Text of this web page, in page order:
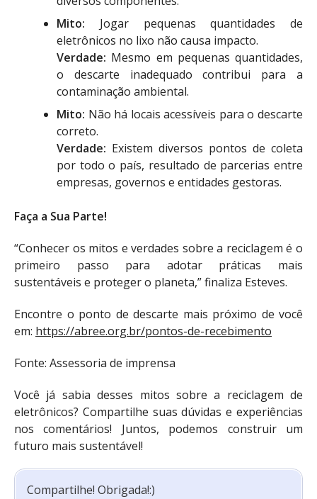
Mito: Jogar pequenas quantidades de
eletrônicos no lixo não causa impacto.
Verdade: Mesmo em pequenas quantidades,
o descarte inadequado contribui para a
contaminação ambiental.
Mito: Não há locais acessíveis para o descarte
correto.
Verdade: Existem diversos pontos de coleta
por todo o país, resultado de parcerias entre
empresas, governos e entidades gestoras.
Faça a Sua Parte!
“Conhecer os mitos e verdades sobre a reciclagem é o
primeiro passo para adotar práticas mais
sustentáveis e proteger o planeta,” finaliza Esteves.
Encontre o ponto de descarte mais próximo de você
em: https://abree.org.br/pontos-de-recebimento
Fonte: Assessoria de imprensa
Você já sabia desses mitos sobre a reciclagem de
eletrônicos? Compartilhe suas dúvidas e experiências
nos comentários! Juntos, podemos construir um
futuro mais sustentável!
Compartilhe! Obrigada!:)